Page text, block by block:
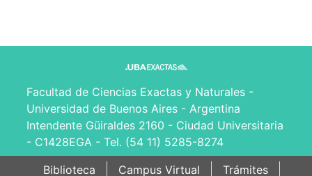
Facultad de Ciencias Exactas y Naturales -
Universidad de Buenos Aires - Argentina
Intendente Güiraldes 2160 - Ciudad Universitaria
- C1428EGA - Tel. (54 11) 5285-8274
Biblioteca
Campus Virtual Trámites